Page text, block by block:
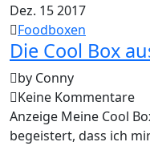
Dez. 152017
Foodboxen
Die Cool Box
by Conny
Keine Kommentare
Anzeige Meine Cool
begeistert, dass ich